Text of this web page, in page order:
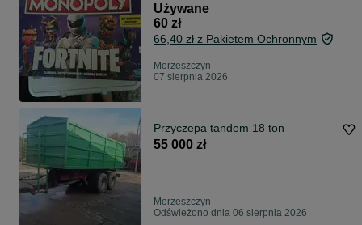
Używane
60 zł
66,40 zł z Pakietem Ochronnym
Morzeszczyn
07 sierpnia 2026
Przyczepa tandem 18 ton
55 000 zł
Morzeszczyn
Odświeżono dnia 06 sierpnia 2026